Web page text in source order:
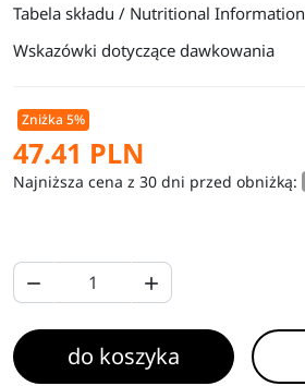
Tabela składu / Nutritional Information
Wskazówki dotyczące dawkowania
Zniżka 5%
47.41 PLN
Najniższa cena z 30 dni przed obniżką:
 
do koszyka